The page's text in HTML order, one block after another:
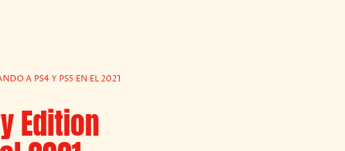
A PS4 Y PS5 EN EL 2021
Edition